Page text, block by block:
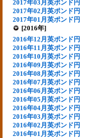
2017年03月英ポンド円
2017年02月英ポンド円
2017年01月英ポンド円
[2016年]
2016年12月英ポンド円
2016年11月英ポンド円
2016年10月英ポンド円
2016年09月英ポンド円
2016年08月英ポンド円
2016年07月英ポンド円
2016年06月英ポンド円
2016年05月英ポンド円
2016年04月英ポンド円
2016年03月英ポンド円
2016年02月英ポンド円
2016年01月英ポンド円